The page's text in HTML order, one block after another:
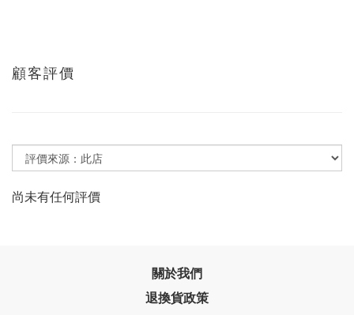
顧客評價
尚未有任何評價
關於我們
退換貨政策